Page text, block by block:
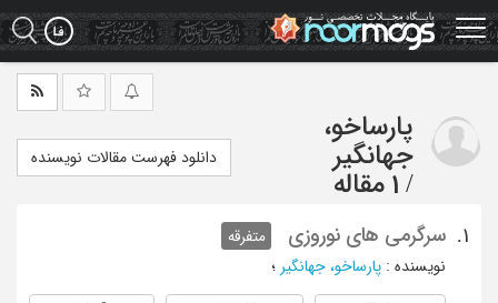
Skip
to
main
پارساخو،
جهانگیر
/ 1 مقاله
دانلود فهرست مقالات نویسنده
1. سرگرمی های نوروزی
متفرقه
نویسنده : پارساخو، جهانگیر ؛